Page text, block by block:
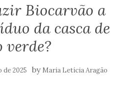
Biocarvão a
da casca de
verde?
de 2025 by Maria Letícia Aragão